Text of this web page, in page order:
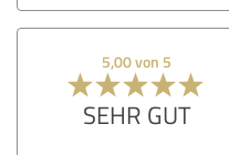
5,00 von 5
SEHR GUT